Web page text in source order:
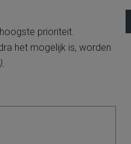
prioriteit.
het mogelijk is, worden